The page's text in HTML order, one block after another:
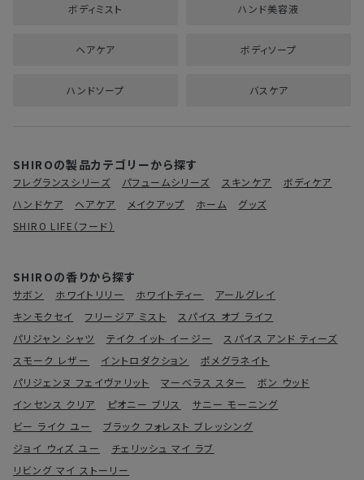
ボディミスト ハンド美容液
ヘアケア ボディソープ
ハンドソープ バスケア
SHIROの製品カテゴリーから探す
フレグランスシリーズ パフュームシリーズ スキンケア
ボディケア
ハンドケア
ヘアケア メイクアップ ホーム
グッズ
SHIRO LIFE（フード）
SHIROの香りから探す
サボン ホワイトリリー ホワイトティー
アールグレイ
キンモクセイ
フリージア ミスト
スパイス オブ ライフ
パリジャン シャツ
テイク イット イージー
スパイス アンド ティーズ
スモーク レザー
イントロダクション
ポメグラネイト
パリジェンヌ フェイヴァリット
マーベラス スター
ボン ウッド
インセンス クリア
ピオニー ブリス
サニー モーニング
ビー ライク ユー
ブラック フォレスト ブレッシング
ジョイ ウィズ ユー
チェリッシュ マイ ラブ
リビング マイ ストーリー